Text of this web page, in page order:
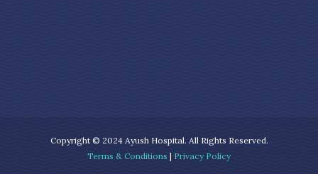
Copyright © 2024 Ayush Hospital. All Rights Reserved.
Terms & Conditions | Privacy Policy